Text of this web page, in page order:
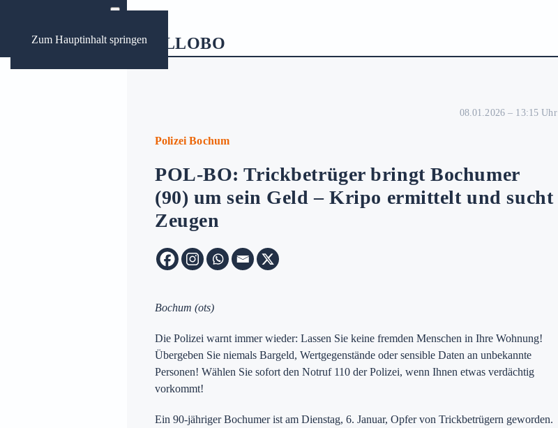
Zum Hauptinhalt springen
08.01.2026 – 13:15 Uhr
Polizei Bochum
POL-BO: Trickbetrüger bringt Bochumer
(90) um sein Geld – Kripo ermittelt und sucht
Zeugen
Bochum (ots)
Die Polizei warnt immer wieder: Lassen Sie keine fremden Menschen in Ihre Wohnung!
Übergeben Sie niemals Bargeld, Wertgegenstände oder sensible Daten an unbekannte
Personen! Wählen Sie sofort den Notruf 110 der Polizei, wenn Ihnen etwas verdächtig
vorkommt!
Ein 90-jähriger Bochumer ist am Dienstag, 6. Januar, Opfer von Trickbetrügern geworden.